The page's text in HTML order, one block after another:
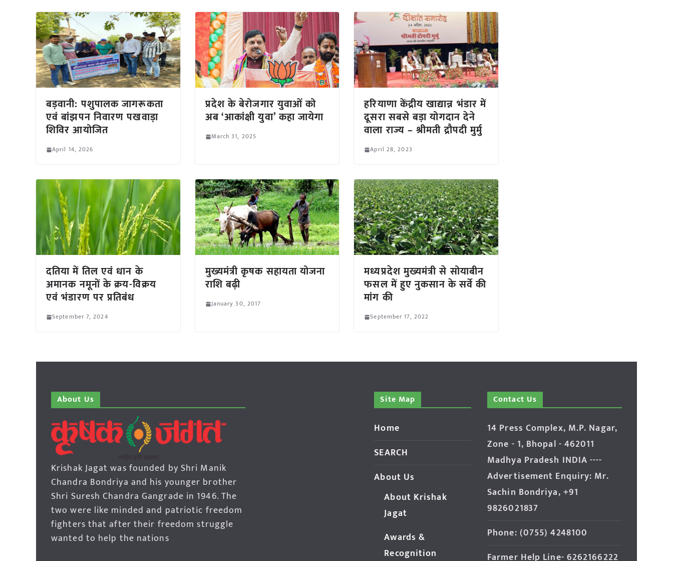
बड़वानी: पशुपालक जागरूकता
एवं बांझपन निवारण पखवाड़ा
शिविर आयोजित
April 14, 2026
प्रदेश के बेरोजगार युवाओं को
अब ‘आकांक्षी युवा’ कहा जायेगा
March 31, 2025
हरियाणा केंद्रीय खाद्यान्न भंडार में
दूसरा सबसे बड़ा योगदान देने
वाला राज्य – श्रीमती द्रौपदी मुर्मु
April 28, 2023
दतिया में तिल एवं धान के
अमानक नमूनों के क्रय-विक्रय
एवं भंडारण पर प्रतिबंध
September 7, 2024
मुख्यमंत्री कृषक सहायता योजना
राशि बढ़ी
January 30, 2017
मध्यप्रदेश मुख्यमंत्री से सोयाबीन
फसल में हुए नुकसान के सर्वे की
मांग की
September 17, 2022
About Us
Krishak Jagat was founded by Shri Manik
Chandra Bondriya and his younger brother
Shri Suresh Chandra Gangrade in 1946. The
two were like minded and patriotic freedom
fighters that after their freedom struggle
wanted to help the nations
Site Map
Home
SEARCH
About Us
About Krishak
Jagat
Awards &
Recognition
Contact Us
14 Press Complex, M.P. Nagar,
Zone - 1, Bhopal - 462011
Madhya Pradesh INDIA ----
Advertisement Enquiry: Mr.
Sachin Bondriya, +91
9826021837
Phone: (0755) 4248100
Farmer Help Line- 6262166222